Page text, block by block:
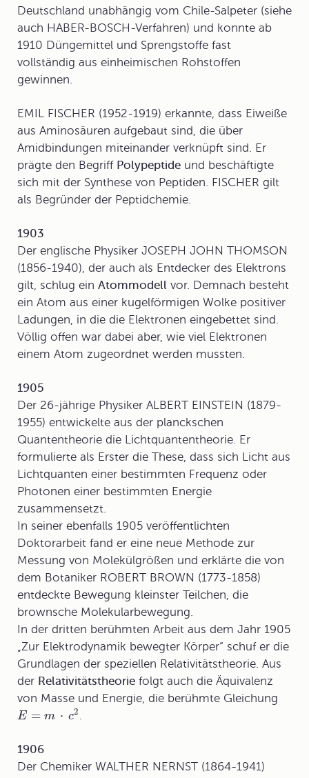
Deutschland unabhängig vom Chile-Salpeter (siehe
auch HABER-BOSCH-Verfahren) und konnte ab
1910 Düngemittel und Sprengstoffe fast
vollständig aus einheimischen Rohstoffen
gewinnen.
EMIL FISCHER (1952-1919) erkannte, dass Eiweiße
aus Aminosäuren aufgebaut sind, die über
Amidbindungen miteinander verknüpft sind. Er
prägte den Begriff Polypeptide und beschäftigte
sich mit der Synthese von Peptiden. FISCHER gilt
als Begründer der Peptidchemie.
1903
Der englische Physiker JOSEPH JOHN THOMSON
(1856-1940), der auch als Entdecker des Elektrons
gilt, schlug ein Atommodell vor. Demnach besteht
ein Atom aus einer kugelförmigen Wolke positiver
Ladungen, in die die Elektronen eingebettet sind.
Völlig offen war dabei aber, wie viel Elektronen
einem Atom zugeordnet werden mussten.
1905
Der 26-jährige Physiker ALBERT EINSTEIN (1879-
1955) entwickelte aus der planckschen
Quantentheorie die Lichtquantentheorie. Er
formulierte als Erster die These, dass sich Licht aus
Lichtquanten einer bestimmten Frequenz oder
Photonen einer bestimmten Energie
zusammensetzt.
In seiner ebenfalls 1905 veröffentlichten
Doktorarbeit fand er eine neue Methode zur
Messung von Molekülgrößen und erklärte die von
dem Botaniker ROBERT BROWN (1773-1858)
entdeckte Bewegung kleinster Teilchen, die
brownsche Molekularbewegung.
In der dritten berühmten Arbeit aus dem Jahr 1905
„Zur Elektrodynamik bewegter Körper“ schuf er die
Grundlagen der speziellen Relativitätstheorie. Aus
der Relativitätstheorie folgt auch die Äquivalenz
von Masse und Energie, die berühmte Gleichung
E = m ⋅ c2 .
1906
Der Chemiker WALTHER NERNST (1864-1941)